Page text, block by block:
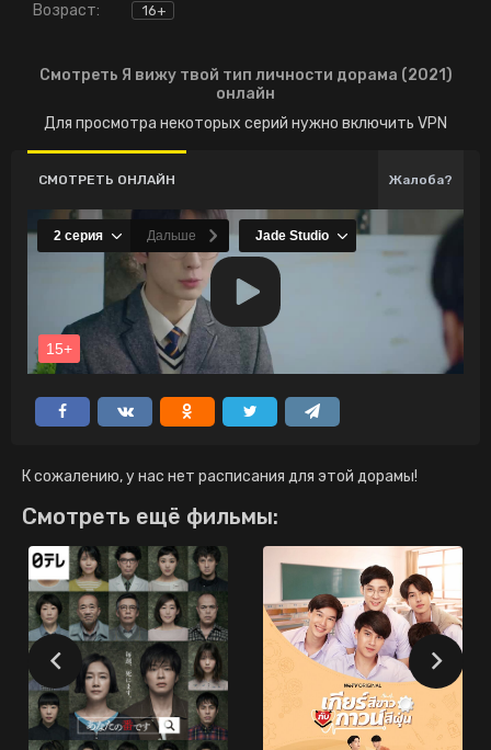
Возраст:
16+
Смотреть Я вижу твой тип личности дорама (2021)
онлайн
Для просмотра некоторых серий нужно включить VPN
СМОТРЕТЬ ОНЛАЙН Жалоба?
К сожалению, у нас нет расписания для этой дорамы!
Смотреть ещё фильмы: